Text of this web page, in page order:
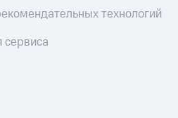
технологий
сервиса